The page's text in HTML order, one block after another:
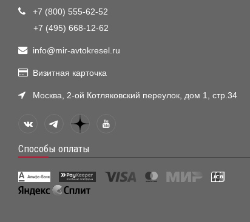
+7 (800) 555-62-52
+7 (495) 668-12-62
info@mir-avtokresel.ru
Визитная карточка
Москва, 2-ой Котляковский переулок, дом 1, стр.34
Способы оплаты